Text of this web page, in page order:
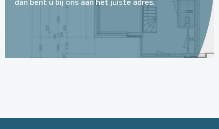
dan bent u bij ons aan het juiste adres.